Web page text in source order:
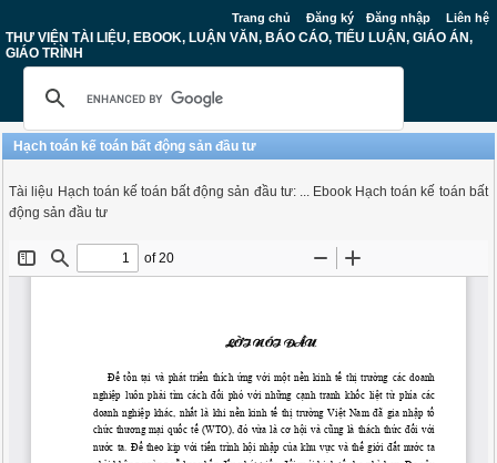
Trang chủ Đăng ký Đăng nhập Liên hệ
THƯ VIỆN TÀI LIỆU, EBOOK, LUẬN VĂN, BÁO CÁO, TIỂU LUẬN, GIÁO ÁN,
GIÁO TRÌNH
Hạch toán kế toán bất động sản đầu tư
Tài liệu Hạch toán kế toán bất động sản đầu tư: ... Ebook Hạch toán kế toán bất
động sản đầu tư